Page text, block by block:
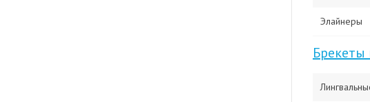
Элайнеры
Брекеты